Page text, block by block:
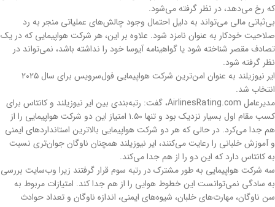
که رخ می‌دهد، در نظر گرفته می‌شود.
بی‌ثباتی مالی می‌تواند به دلیل احتمال وجود چالش‌های عملیاتی منجر به رد
صلاحیت خودکار به عنوان نامزد شود. علاوه بر این، هر شرکت هواپیمایی که در یک
تصادف مقصر شناخته شود یا گواهینامه آیوسا خود را نداشته باشد، نمی‌تواند در
نظر گرفته شود.
ایر نیوزیلند به عنوان امن‌ترین شرکت هواپیمایی فول‌سرویس برای سال ۲۰۲۵
انتخاب شد.
مدیرعامل AirlinesRating.com، گفت: رتبه‌بندی بین ایر نیوزیلند و کانتاس برای
کسب مقام اول بسیار نزدیک بود و تنها ۱.۵۰ امتیاز این دو شرکت هواپیمایی را از
هم جدا می‌کرد. در حالی که هر دو شرکت هواپیمایی بالاترین استانداردهای ایمنی
و آموزش خلبانی را رعایت می‌کنند، ایر نیوزیلند همچنان ناوگان جوان‌تری نسبت
به کانتاس دارد که این دو را از هم جدا می‌کند.
سه شرکت هواپیمایی به طور مشترک در رتبه سوم قرار گرفتند زیرا وب‌سایت بررسی
به سادگی نمی‌توانست این خطوط هوایی را از هم جدا کند. امتیازات مربوط به
سن ناوگان، مهارت‌های خلبان، شیوه‌های ایمنی، اندازه ناوگان و تعداد حوادث